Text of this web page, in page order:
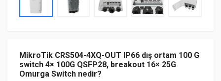
MikroTik CRS504-4XQ-OUT IP66 dış ortam 100 G
switch 4× 100G QSFP28, breakout 16× 25G
Omurga Switch nedir?